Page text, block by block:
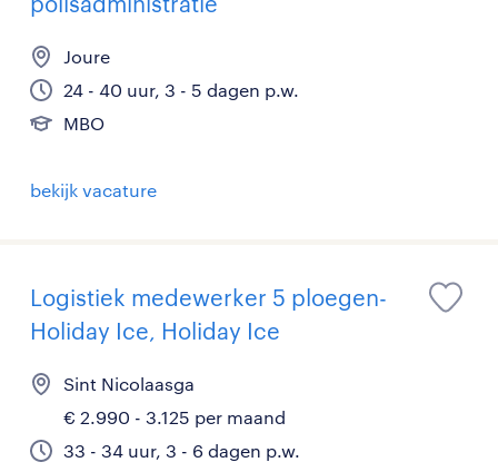
Joure
24 - 40 uur, 3 - 5 dagen p.w.
MBO
bekijk vacature
Logistiek medewerker 5 ploegen-
Holiday Ice, Holiday Ice
Sint Nicolaasga
€ 2.990 - 3.125 per maand
33 - 34 uur, 3 - 6 dagen p.w.